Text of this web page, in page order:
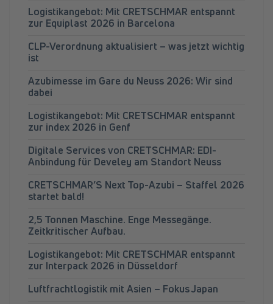
Logistikangebot: Mit CRETSCHMAR entspannt
zur Equiplast 2026 in Barcelona
CLP-Verordnung aktualisiert – was jetzt wichtig
ist
Azubimesse im Gare du Neuss 2026: Wir sind
dabei
Logistikangebot: Mit CRETSCHMAR entspannt
zur index 2026 in Genf
Digitale Services von CRETSCHMAR: EDI-
Anbindung für Develey am Standort Neuss
CRETSCHMAR’S Next Top-Azubi – Staffel 2026
startet bald!
2,5 Tonnen Maschine. Enge Messegänge.
Zeitkritischer Aufbau.
Logistikangebot: Mit CRETSCHMAR entspannt
zur Interpack 2026 in Düsseldorf
Luftfrachtlogistik mit Asien – Fokus Japan